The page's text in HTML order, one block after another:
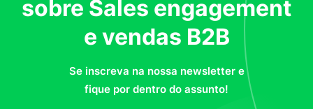
sobre Sales engagement
e vendas B2B
Se inscreva na nossa newsletter e
fique por dentro do assunto!